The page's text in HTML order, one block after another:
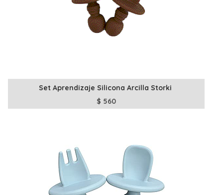
Set Aprendizaje Silicona Arcilla Storki
$ 560